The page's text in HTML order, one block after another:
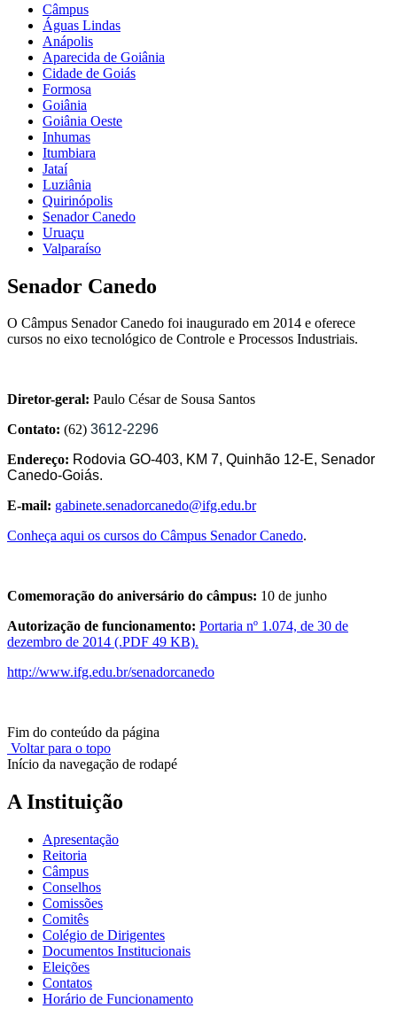
Câmpus
Águas Lindas
Anápolis
Aparecida de Goiânia
Cidade de Goiás
Formosa
Goiânia
Goiânia Oeste
Inhumas
Itumbiara
Jataí
Luziânia
Quirinópolis
Senador Canedo
Uruaçu
Valparaíso
Senador Canedo
O Câmpus Senador Canedo foi inaugurado em 2014 e oferece
cursos no eixo tecnológico de Controle e Processos Industriais.
Diretor-geral: Paulo César de Sousa Santos
Contato: (62) 3612-2296
Endereço: Rodovia GO-403, KM 7, Quinhão 12-E, Senador
Canedo-Goiás.
E-mail: gabinete.senadorcanedo@ifg.edu.br
Conheça aqui os cursos do Câmpus Senador Canedo.
Comemoração do aniversário do câmpus: 10 de junho
Autorização de funcionamento: Portaria nº 1.074, de 30 de
dezembro de 2014 (.PDF 49 KB).
http://www.ifg.edu.br/senadorcanedo
Fim do conteúdo da página
Voltar para o topo
Início da navegação de rodapé
A Instituição
Apresentação
Reitoria
Câmpus
Conselhos
Comissões
Comitês
Colégio de Dirigentes
Documentos Institucionais
Eleições
Contatos
Horário de Funcionamento